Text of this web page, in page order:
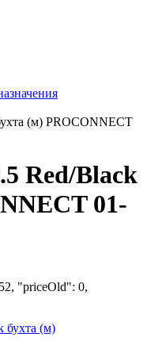
(м) PROCONNECT
Red/Black
01-
"priceOld": 0,